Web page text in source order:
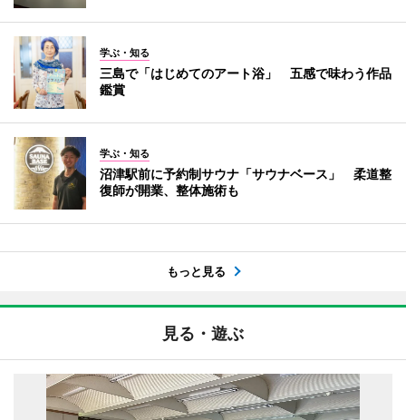
学ぶ・知る
三島で「はじめてのアート浴」 五感で味わう作品
鑑賞
学ぶ・知る
沼津駅前に予約制サウナ「サウナベース」 柔道整
復師が開業、整体施術も
もっと見る
見る・遊ぶ